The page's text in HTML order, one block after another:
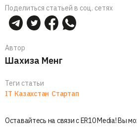
Поделиться статьей в соц. сетях
Автор
Шахиза Менг
Теги статьи
IT Казахстан Стартап
Оставайтесь на связи с ER10 Media! Вы